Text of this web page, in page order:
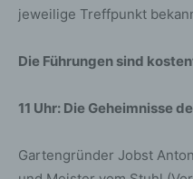
jeweilige Treffpunkt
Die Führungen sind
11 Uhr: Die Geheimnisse
Gartengründer Jobst